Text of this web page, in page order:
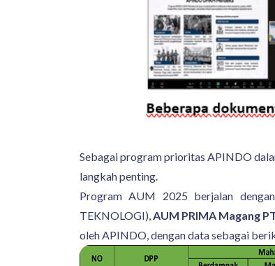
Sebagai program prioritas APINDO
langkah penting.
Program AUM 2025 berjalan
TEKNOLOGI),AUM PRIMA Magang
oleh APINDO, dengan data sebagai